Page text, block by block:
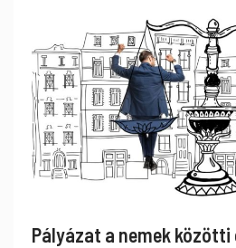
Pályázat a nemek közötti